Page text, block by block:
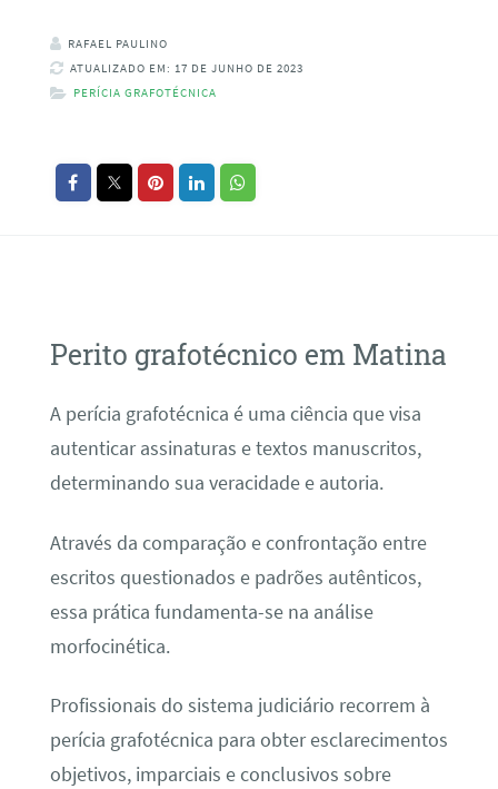
RAFAEL PAULINO
ATUALIZADO EM: 17 DE JUNHO DE 2023
PERÍCIA GRAFOTÉCNICA
Perito grafotécnico em Matina
A perícia grafotécnica é uma ciência que visa
autenticar assinaturas e textos manuscritos,
determinando sua veracidade e autoria.
Através da comparação e confrontação entre
escritos questionados e padrões autênticos,
essa prática fundamenta-se na análise
morfocinética.
Profissionais do sistema judiciário recorrem à
perícia grafotécnica para obter esclarecimentos
objetivos, imparciais e conclusivos sobre